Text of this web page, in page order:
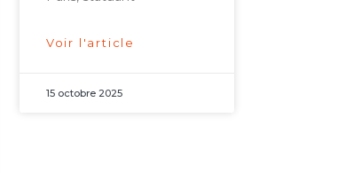
Voir l'article
15 octobre 2025